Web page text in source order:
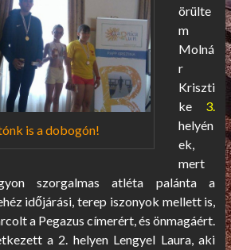
is a dobogón!
örülte
m
Molná
r
Kriszti
ke
3.
helyén
ek,
mert
szorgalmas atléta palánta a
időjárási, terep iszonyok mellett is,
a Pegazus címerért, és önmagáért.
a 2. helyen Lengyel Laura, aki